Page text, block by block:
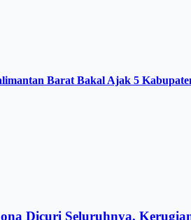
Barat Bakal Ajak 5
Dicuri Seluruhnya,